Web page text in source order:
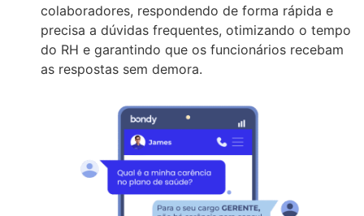
colaboradores, respondendo de forma rápida e
precisa a dúvidas frequentes, otimizando o tempo
do RH e garantindo que os funcionários recebam
as respostas sem demora.